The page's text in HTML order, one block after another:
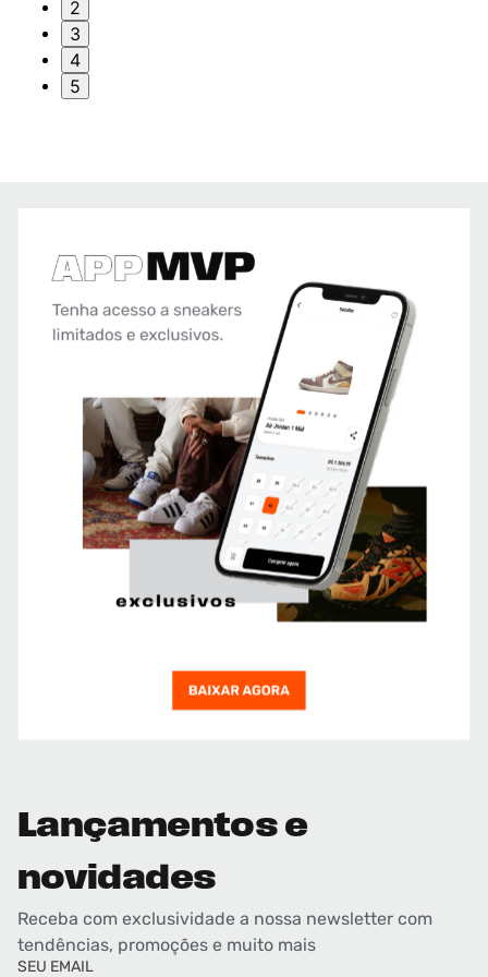
2
3
4
5
Lançamentos e
novidades
Receba com exclusividade a nossa newsletter com
tendências, promoções e muito mais
SEU EMAIL